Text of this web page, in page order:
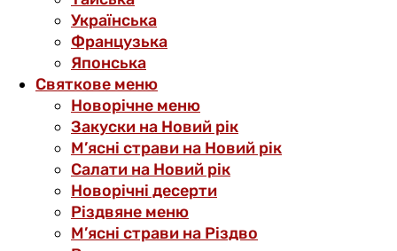
Українська
Французька
Японська
Святкове меню
Новорічне меню
Закуски на Новий рік
М’ясні страви на Новий рік
Салати на Новий рік
Новорічні десерти
Різдвяне меню
М’ясні страви на Різдво